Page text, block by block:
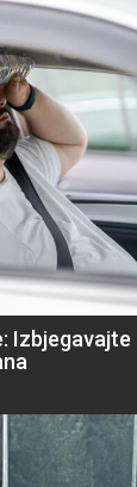
Izbjegavajte